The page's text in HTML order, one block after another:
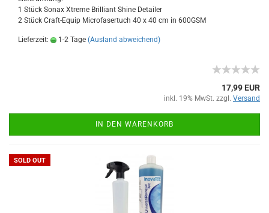
1 Stück Sonax Xtreme Brilliant Shine Detailer
2 Stück Craft-Equip Microfasertuch 40 x 40 cm in 600GSM
Lieferzeit: 1-2 Tage (Ausland abweichend)
17,99 EUR
inkl. 19% MwSt. zzgl. Versand
IN DEN WARENKORB
SOLD OUT